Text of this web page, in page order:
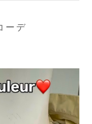
ーデ